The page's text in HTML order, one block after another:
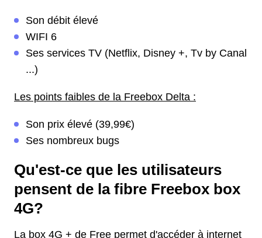
Son débit élevé
WIFI 6
Ses services TV (Netflix, Disney +, Tv by Canal
...)
Les points faibles de la Freebox Delta :
Son prix élevé (39,99€)
Ses nombreux bugs
Qu'est-ce que les utilisateurs
pensent de la fibre Freebox box
4G?
La box 4G + de Free permet d'accéder à internet